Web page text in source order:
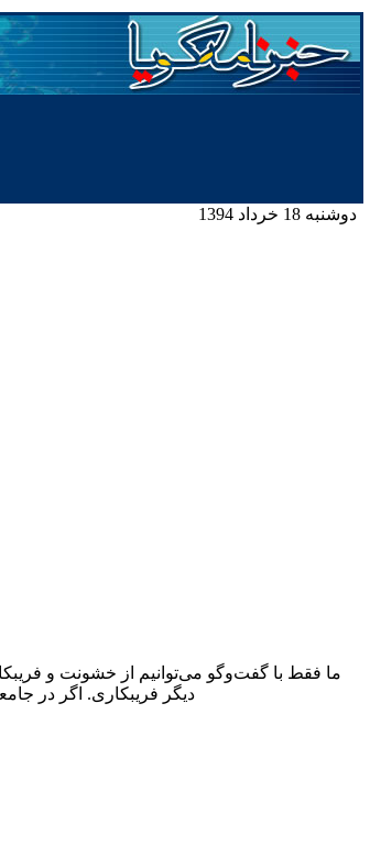
دوشنبه 18 خرداد 1394
ما فقط با گفت‌وگو می‌توانیم از خشونت و
دیگر فریبکاری. اگر در